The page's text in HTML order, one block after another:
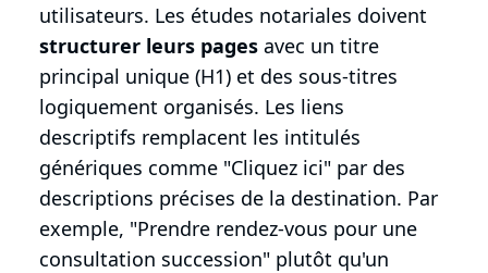
utilisateurs. Les études notariales doivent
structurer leurs pages avec un titre
principal unique (H1) et des sous-titres
logiquement organisés. Les liens
descriptifs remplacent les intitulés
génériques comme "Cliquez ici" par des
descriptions précises de la destination. Par
exemple, "Prendre rendez-vous pour une
consultation succession" plutôt qu'un